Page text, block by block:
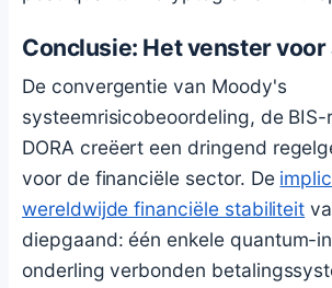
Conclusie: Het venster
De convergentie van Moody's
systeemrisicobeoordeling, de
DORA creëert een dringend
voor de financiële sector. De
wereldwijde financiële stabiliteit
diepgaand: één enkele quantum-
onderling verbonden